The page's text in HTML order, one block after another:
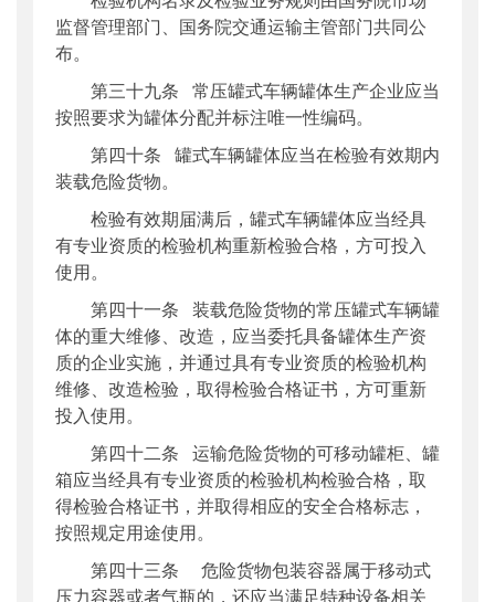
监督管理部门、国务院交通运输主管部门共同公
布。
第三十九条 常压罐式车辆罐体生产企业应当
按照要求为罐体分配并标注唯一性编码。
第四十条 罐式车辆罐体应当在检验有效期内
装载危险货物。
检验有效期届满后，罐式车辆罐体应当经具
有专业资质的检验机构重新检验合格，方可投入
使用。
第四十一条 装载危险货物的常压罐式车辆罐
体的重大维修、改造，应当委托具备罐体生产资
质的企业实施，并通过具有专业资质的检验机构
维修、改造检验，取得检验合格证书，方可重新
投入使用。
第四十二条 运输危险货物的可移动罐柜、罐
箱应当经具有专业资质的检验机构检验合格，取
得检验合格证书，并取得相应的安全合格标志，
按照规定用途使用。
第四十三条 危险货物包装容器属于移动式
压力容器或者气瓶的，还应当满足特种设备相关